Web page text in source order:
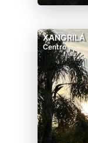
XANGRILÁ
Centro